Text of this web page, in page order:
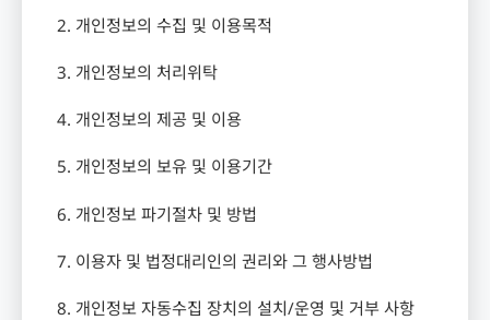
2. 개인정보의 수집 및 이용목적
3. 개인정보의 처리위탁
4. 개인정보의 제공 및 이용
5. 개인정보의 보유 및 이용기간
6. 개인정보 파기절차 및 방법
7. 이용자 및 법정대리인의 권리와 그 행사방법
8. 개인정보 자동수집 장치의 설치/운영 및 거부 사항